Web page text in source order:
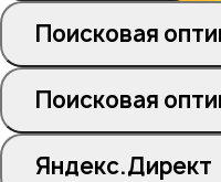
Поисковая
Поисковая
Яндекс.Директ